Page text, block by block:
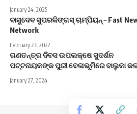
January 24, 2025
ବାସୁଦେବ ସୁପରକିଙ୍ଗସ୍‌ ଚାମ୍ପିୟନ୍‌ – Fast
Network
February 23, 2022
ଗଣତନ୍ତ୍ର ଦିବସ ଉପଲକ୍ଷେ ସୁଦର୍ଶନ
ପଟ୍ଟନାୟକଙ୍କ ପୁରୀ ବେଳାଭୂମିରେ ବାଲୁକା
January 27, 2024